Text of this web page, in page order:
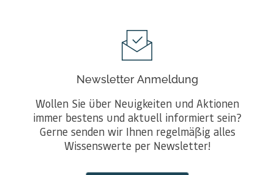
Newsletter Anmeldung
Wollen Sie über Neuigkeiten und Aktionen
immer bestens und aktuell informiert sein?
Gerne senden wir Ihnen regelmäßig alles
Wissenswerte per Newsletter!